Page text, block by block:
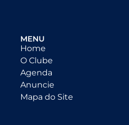
MENU
Home
O Clube
Agenda
Anuncie
Mapa do Site